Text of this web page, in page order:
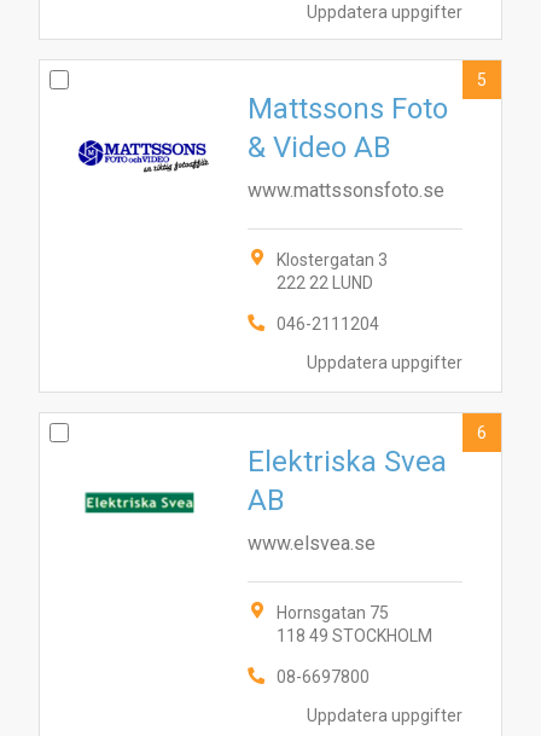
Uppdatera uppgifter
Uppdatera uppgifter
Mattssons Foto
& Video AB
www.mattssonsfoto.se
Klostergatan 3
222 22 LUND
046-2111204
5
Uppdatera uppgifter
Elektriska Svea
AB
www.elsvea.se
Hornsgatan 75
118 49 STOCKHOLM
08-6697800
6